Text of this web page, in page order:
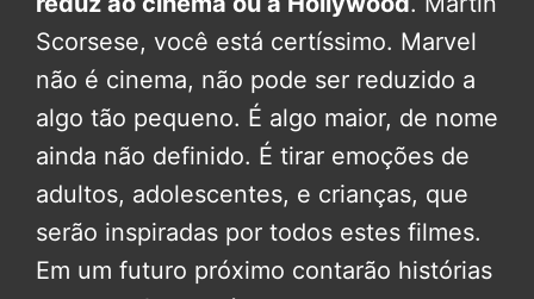
Scorsese, você está certíssimo. Marvel
não é cinema, não pode ser reduzido a
algo tão pequeno. É algo maior, de nome
ainda não definido. É tirar emoções de
adultos, adolescentes, e crianças, que
serão inspiradas por todos estes filmes.
Em um futuro próximo contarão histórias